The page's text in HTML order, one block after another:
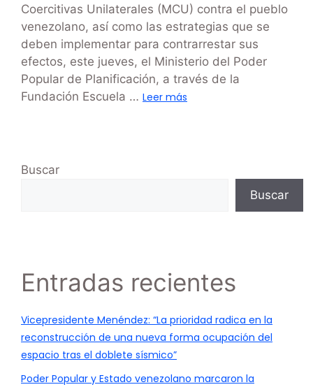
Coercitivas Unilaterales (MCU) contra el pueblo
venezolano, así como las estrategias que se
deben implementar para contrarrestar sus
efectos, este jueves, el Ministerio del Poder
Popular de Planificación, a través de la
Fundación Escuela … Leer más
Buscar
Buscar
Entradas recientes
Vicepresidente Menéndez: “La prioridad radica en la
reconstrucción de una nueva forma ocupación del
espacio tras el doblete sísmico”
Poder Popular y Estado venezolano marcaron la